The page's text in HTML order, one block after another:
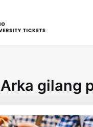
Arka gilang